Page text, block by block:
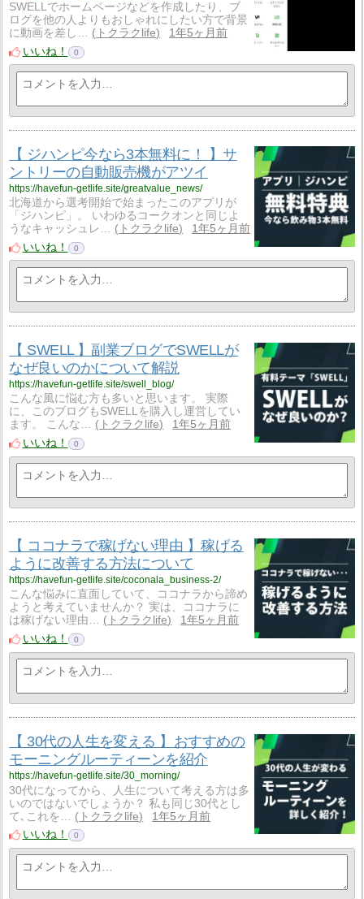
SWELLでホームページなどを作成したり、ブ
ログを他の人よりもおしゃれにしたい方で背景
に動画を差し…
トクラクlife
1年5ヶ月前
いいね！
0
【 ジハンピ今なら3本無料に！ 】サ
ントリーの自動販売機がアツイ
https://havefun-getlife.site/greatvalue_news/
北海道から選考開始で始まったこのアプリが
「ジハンピ」。 いわゆるコークオンと同じよ
うなキャッシュレ…
トクラクlife
1年5ヶ月前
いいね！
0
【 SWELL 】副業ブログでSWELLが
なぜ良いのかについて解説
https://havefun-getlife.site/swell_blog/
こんな風に悩む方も多いと思います。 実際
に、このブログもSWELLを購入し運営してい
ます。 こんな…
トクラクlife
1年5ヶ月前
いいね！
0
【 ココナラで稼げない理由 】稼げる
ように改善する方法について
https://havefun-getlife.site/coconala_business-2/
こんな悩みに直面していて、ココナラから諦め
ようと考えていませんか？ 実は、ココナラに
は稼げない理由…
トクラクlife
1年5ヶ月前
いいね！
0
【 30代の人生を変える 】おすすめの
モーニングルーティーンを紹介
https://havefun-getlife.site/30_morning/
30代になってから、人生について考える方は多
いのではないでしょうか？ 私も同じ30代とし
て､これを…
トクラクlife
1年5ヶ月前
いいね！
0